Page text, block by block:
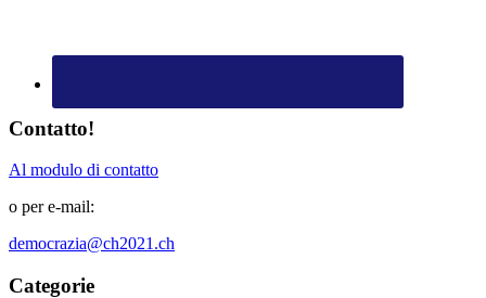
Contatto!
Al modulo di contatto
o per e-mail:
democrazia@ch2021.ch
Categorie